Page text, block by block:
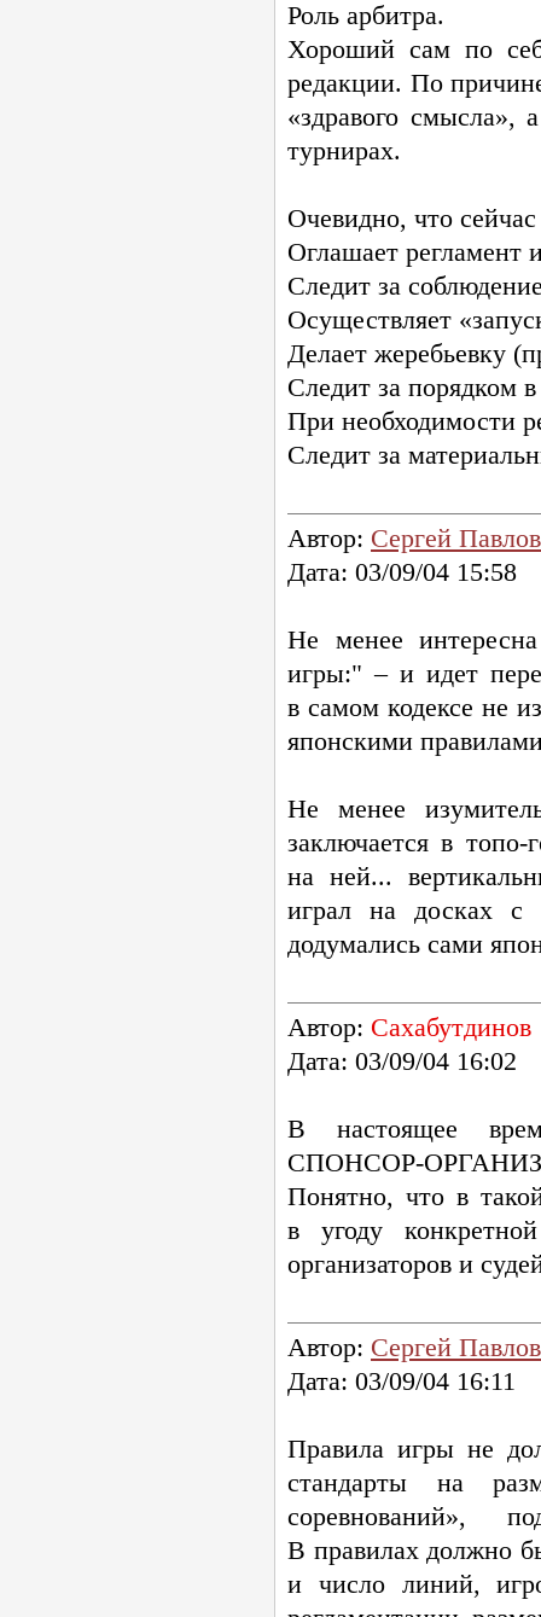
Роль арбитра.
Хороший сам по
редакции. По
«здравого смысла»,
турнирах.
Очевидно, что
Оглашает регламент
Следит за
Осуществляет
Делает жеребьевку
Следит за порядком в
При необходимости
Следит за
Автор: Сергей Павлов
Дата: 03/09/04 15:58
Не менее
игры:" – и идет
в самом кодексе не
японскими
Не менее
заключается в топо-
на ней...
играл на досках с
додумались сами
Автор: Сахабутдинов
Дата: 03/09/04 16:02
В настоящее
СПОНСОР-
Понятно, что в
в угоду
организаторов и
Автор: Сергей Павлов
Дата: 03/09/04 16:11
Правила игры не
стандарты на
соревнований»,
В правилах должно
и число линий,